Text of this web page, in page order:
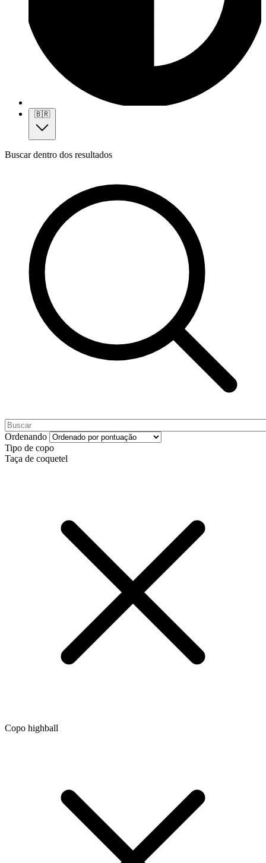
🇧🇷
Buscar dentro dos resultados
Ordenando
Tipo de copo
Taça de coquetel
Copo highball